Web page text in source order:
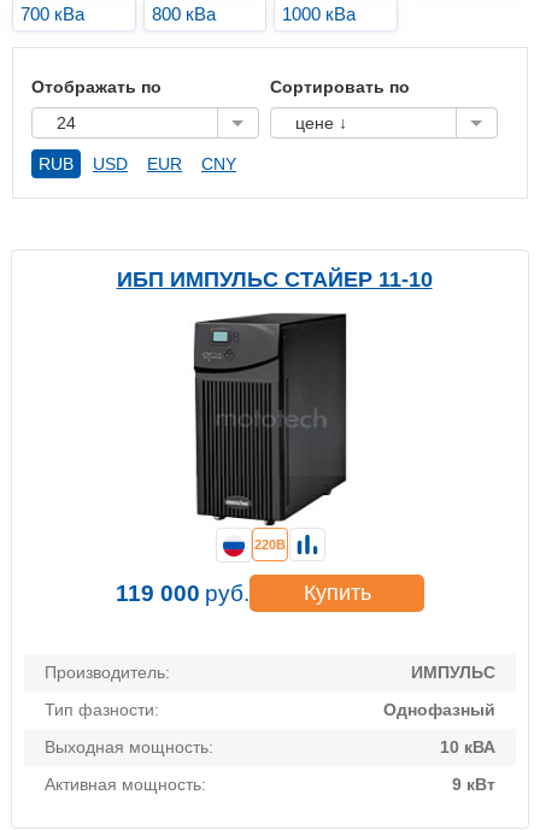
700 кВа
800 кВа 1000 кВа
Отображать по
24
Сортировать по
цене ↓
RUB USD EUR CNY
ИБП ИМПУЛЬС СТАЙЕР 11-10
Производитель:
ИМПУЛЬС
Тип фазности:
Однофазный
Выходная мощность:
10 кВА
Активная мощность:
9 кВт
220В
119 000 руб. Купить